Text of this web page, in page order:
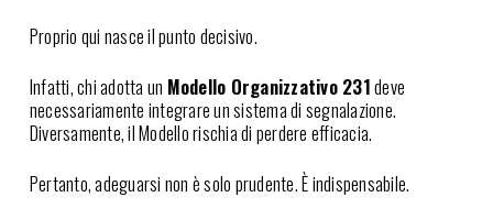
Proprio qui nasce il punto decisivo.
Infatti, chi adotta un Modello Organizzativo 231deve
necessariamente integrare un sistema di segnalazione.
Diversamente, il Modello rischia di perdere efficacia.
Pertanto, adeguarsi non è solo prudente. È indispensabile.